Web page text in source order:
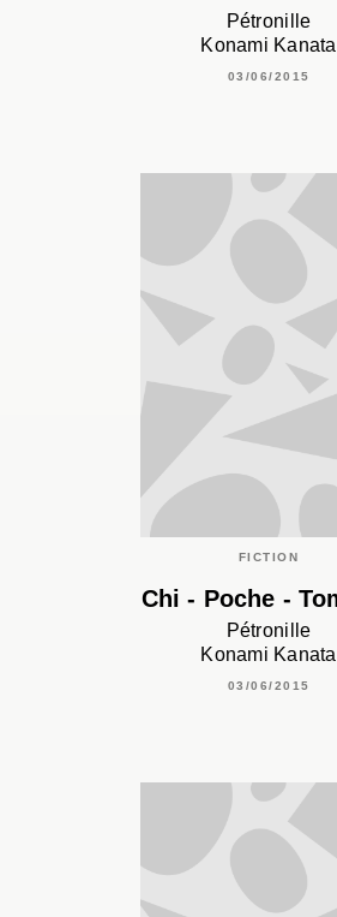
Pétronille
Konami Kanata
03/06/2015
FICTION
Chi - Poche -
Pétronille
Konami Kanata
03/06/2015